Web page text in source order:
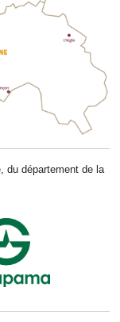
du département de la